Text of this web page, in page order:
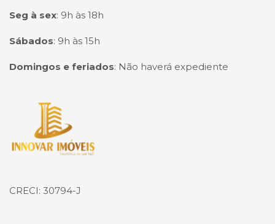
Seg à sex: 9h às 18h
Sábados: 9h às 15h
Domingos e feriados: Não haverá expediente
Página inicial
CRECI: 30794-J